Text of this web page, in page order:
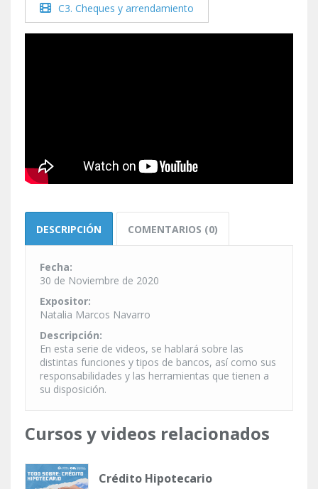
C3. Cheques y arrendamiento
DESCRIPCIÓN COMENTARIOS (0)
Fecha:
30 de Noviembre de 2020
Expositor:
Natalia Marcos Navarro
Descripción:
En esta serie de videos, se hablará sobre las
distintas funciones y tipos de bancos, así como sus
responsabilidades y las herramientas que tienen a
su disposición.
Cursos y videos relacionados
Crédito Hipotecario